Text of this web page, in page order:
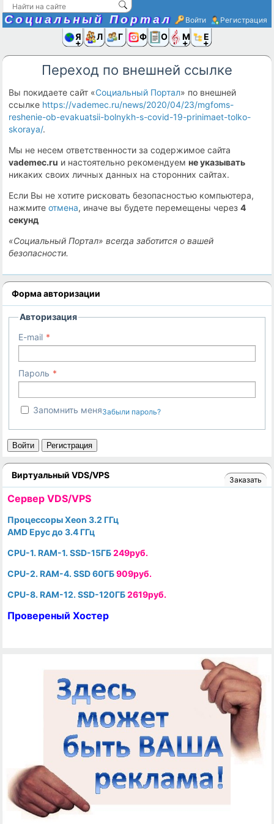
Социальный Портал Войти Регистрация
Я иЛюди
Группы
Фото Ещё
Переход по внешней ссылке
Вы покидаете сайт «Социальный Портал» по внешней
ссылке https://vademec.ru/news/2020/04/23/mgfoms-
reshenie-ob-evakuatsii-bolnykh-s-covid-19-prinimaet-tolko-
skoraya/.
Мы не несем ответственности за содержимое сайта
vademec.ru и настоятельно рекомендуемне указывать
никаких своих личных данных на сторонних сайтах.
Если Вы не хотите рисковать безопасностью компьютера,
нажмитеотмена, иначе вы будете перемещены через4
секунд
«Социальный Портал» всегда заботится о вашей
безопасности.
Форма авторизации
Авторизация
E-mail
Пароль
Запомнить меняЗабыли пароль?
Войти Регистрация
Виртуальный VDS/VPS Заказать
Cервер VDS/VPS
Процессоры Xeon 3.2 ГГц
AMD Epyc до 3.4 ГГц
CPU-1. RAM-1. SSD-15ГБ249руб.
CPU-2. RAM-4. SSD 60ГБ909руб.
CPU-8. RAM-12. SSD-120ГБ2619руб.
Провереный Хостер